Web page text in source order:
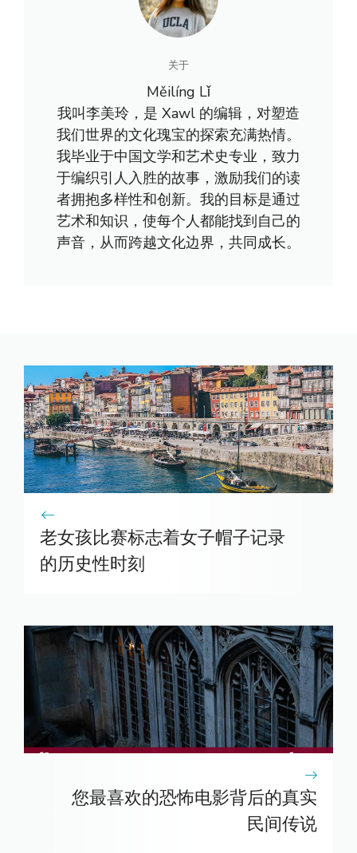
关于
Měilíng Lǐ
我叫李美玲，是 Xawl 的编辑，对塑造
我们世界的文化瑰宝的探索充满热情。
我毕业于中国文学和艺术史专业，致力
于编织引人入胜的故事，激励我们的读
者拥抱多样性和创新。我的目标是通过
艺术和知识，使每个人都能找到自己的
声音，从而跨越文化边界，共同成长。
老女孩比赛标志着女子帽子记录
的历史性时刻
您最喜欢的恐怖电影背后的真实
民间传说